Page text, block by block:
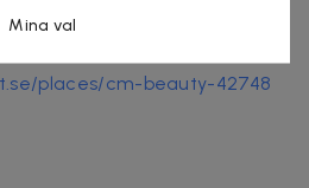
places/cm-beauty-42748
Mina val